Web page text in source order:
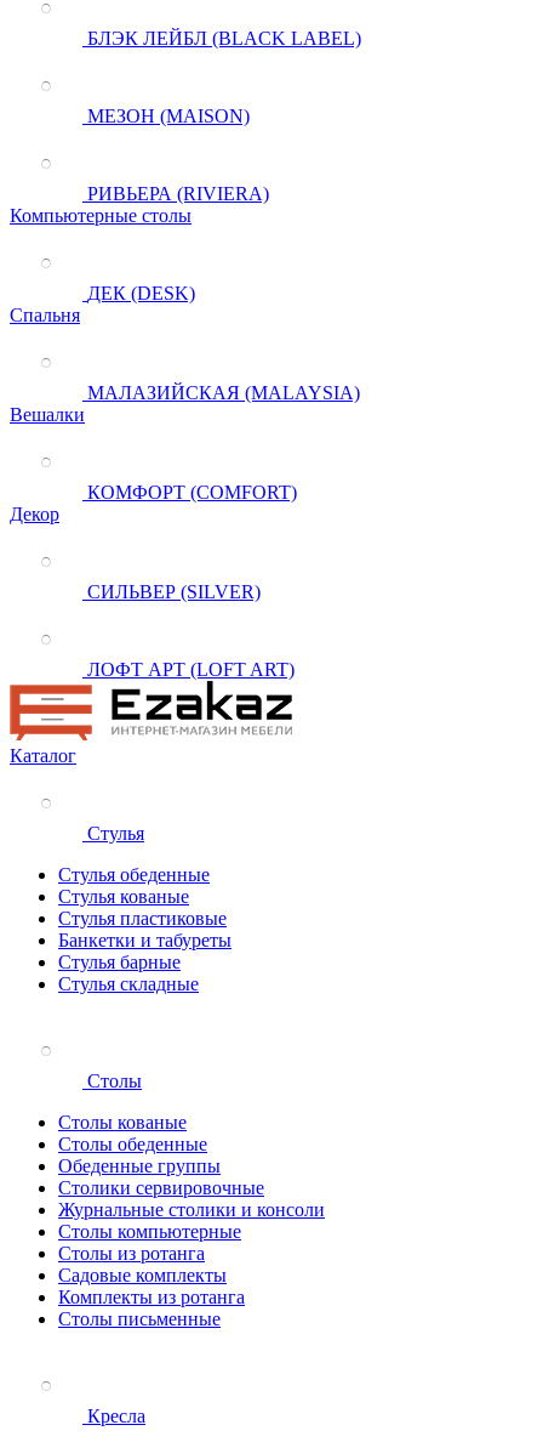
БЛЭК ЛЕЙБЛ (BLACK LABEL)
МЕЗОН (MAISON)
РИВЬЕРА (RIVIERA)
Компьютерные столы
ДЕК (DESK)
Спальня
МАЛАЗИЙСКАЯ (MALAYSIA)
Вешалки
КОМФОРТ (COMFORT)
Декор
СИЛЬВЕР (SILVER)
ЛОФТ АРТ (LOFT ART)
Каталог
Стулья
Стулья обеденные
Стулья кованые
Стулья пластиковые
Банкетки и табуреты
Стулья барные
Стулья складные
Столы
Столы кованые
Столы обеденные
Обеденные группы
Столики сервировочные
Журнальные столики и консоли
Столы компьютерные
Столы из ротанга
Садовые комплекты
Комплекты из ротанга
Столы письменные
Кресла